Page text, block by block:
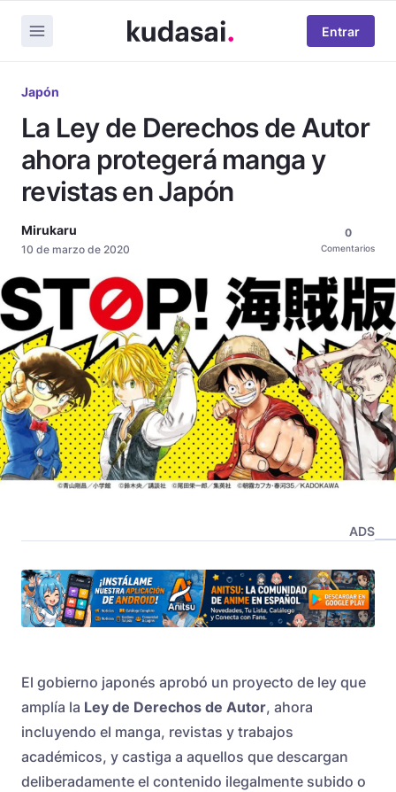
Entrar
Japón
La Ley de Derechos de Autor
ahora protegerá manga y
revistas en Japón
Mirukaru
10 de marzo de 2020
0
Comentarios
ADS
El gobierno japonés aprobó un proyecto de ley que
amplía la Ley de Derechos de Autor, ahora
incluyendo el manga, revistas y trabajos
académicos, y castiga a aquellos que descargan
deliberadamente el contenido ilegalmente subido o